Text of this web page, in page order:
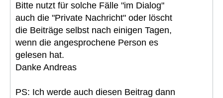
Bitte nutzt für solche Fälle "im Dialog"
auch die "Private Nachricht" oder löscht
die Beiträge selbst nach einigen Tagen,
wenn die angesprochene Person es
gelesen hat.
Danke Andreas
PS: Ich werde auch diesen Beitrag dann